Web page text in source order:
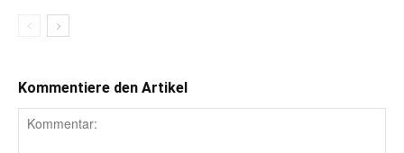
Kommentiere den Artikel